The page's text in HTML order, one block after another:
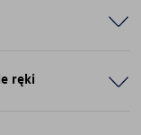
ręki